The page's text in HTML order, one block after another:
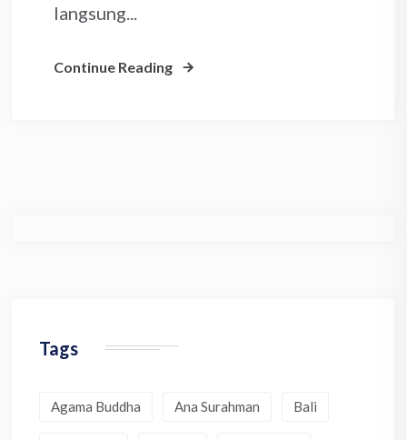
langsung...
Continue Reading
Tags
Agama Buddha Ana Surahman Bali